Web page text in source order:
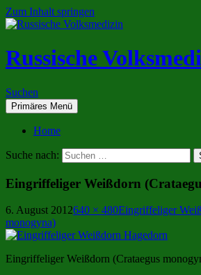
Zum Inhalt springen
Russische
Suchen
Primäres Menü
Home
Suche nach:
Eingriffeliger Weißdorn
6. August 2012640 × 480Eingriffeliger
monogyna)
Eingriffeliger Weißdorn (Crataegus